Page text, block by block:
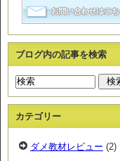
ブログ内の記事を検索
カテゴリー
ダメ教材レビュー (2)